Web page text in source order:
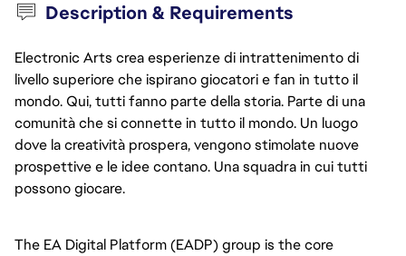
Description & Requirements
Electronic Arts crea esperienze di intrattenimento di
livello superiore che ispirano giocatori e fan in tutto il
mondo. Qui, tutti fanno parte della storia. Parte di una
comunità che si connette in tutto il mondo. Un luogo
dove la creatività prospera, vengono stimolate nuove
prospettive e le idee contano. Una squadra in cui tutti
possono giocare.
The EA Digital Platform (EADP) group is the core